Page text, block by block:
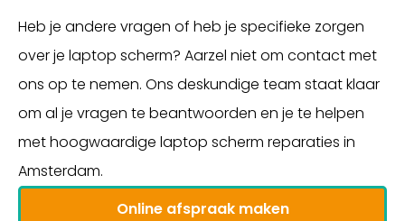
Heb je andere vragen of heb je specifieke zorgen
over je laptop scherm? Aarzel niet om contact met
ons op te nemen. Ons deskundige team staat klaar
om al je vragen te beantwoorden en je te helpen
met hoogwaardige laptop scherm reparaties in
Amsterdam.
Online afspraak maken